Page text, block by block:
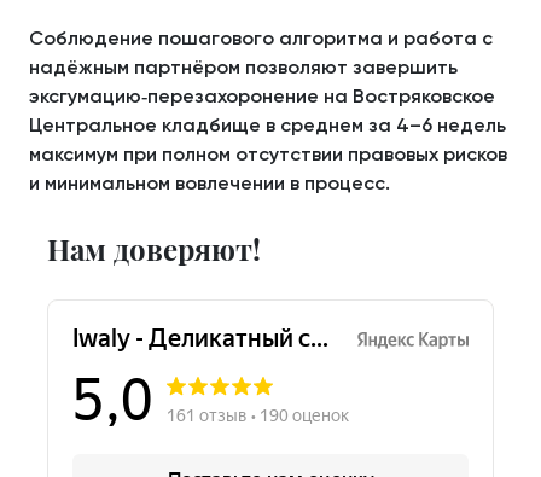
Соблюдение пошагового алгоритма и работа с
надёжным партнёром позволяют завершить
эксгумацию‑перезахоронение на Востряковское
Центральное кладбище в среднем за 4–6 недель
максимум при полном отсутствии правовых рисков
и минимальном вовлечении в процесс.
Нам доверяют!